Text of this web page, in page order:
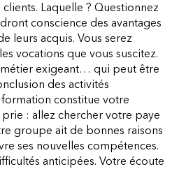
Laquelle ? Questionnez
conscience des avantages
leurs acquis. Vous serez
vocations que vous suscitez.
métier exigeant… qui peut être
des activités
constitue votre
: allez chercher votre paye
groupe ait de bonnes raisons
ses nouvelles compétences.
anticipées. Votre écoute